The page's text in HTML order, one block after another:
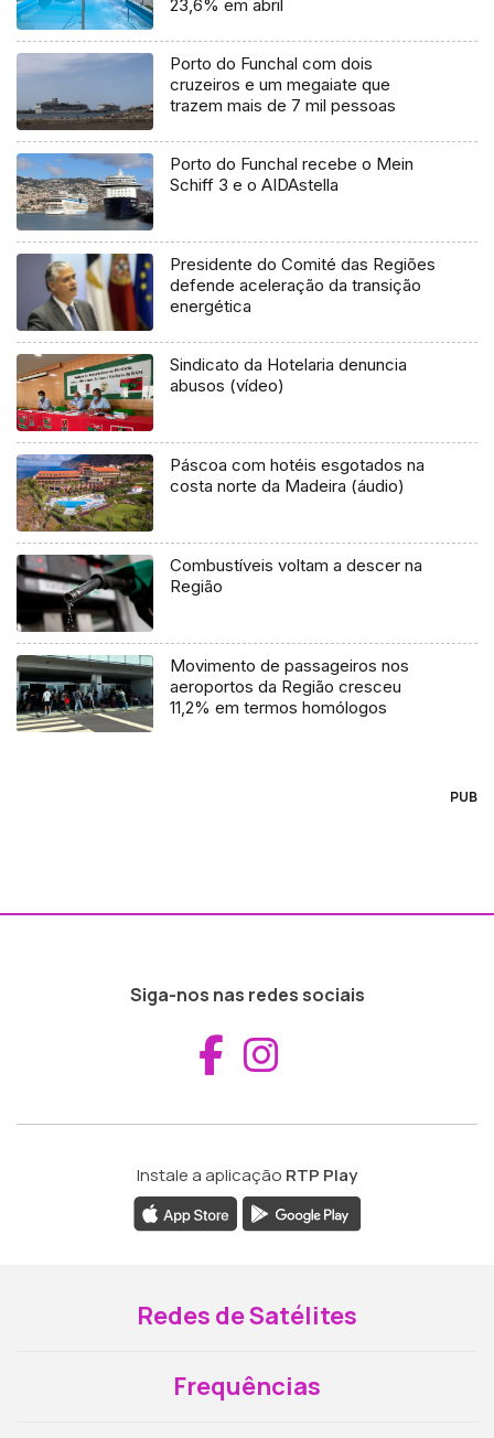
23,6% em abril
Porto do Funchal com dois
cruzeiros e um megaiate que
trazem mais de 7 mil pessoas
Porto do Funchal recebe o Mein
Schiff 3 e o AIDAstella
Presidente do Comité das Regiões
defende aceleração da transição
energética
Sindicato da Hotelaria denuncia
abusos (vídeo)
Páscoa com hotéis esgotados na
costa norte da Madeira (áudio)
Combustíveis voltam a descer na
Região
Movimento de passageiros nos
aeroportos da Região cresceu
11,2% em termos homólogos
PUB
Siga-nos nas redes sociais
Aceder ao
Instale a aplicação RTP Play
Redes de Satélites
Frequências